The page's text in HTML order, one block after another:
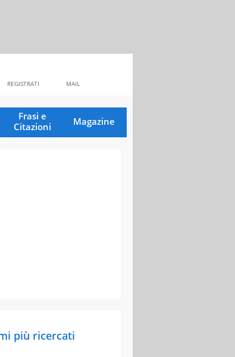
MAIL
REGISTRATI
Frasi e
Citazioni
Magazine
più ricercati